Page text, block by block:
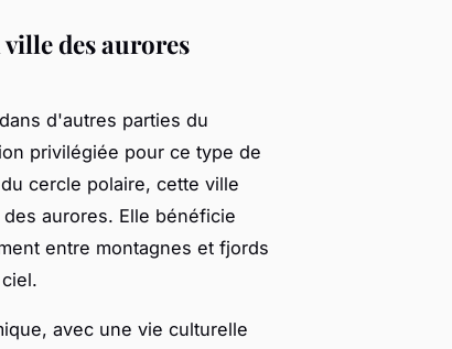
des aurores
dans d'autres parties du
privilégiée pour ce type de
cercle polaire, cette ville
aurores. Elle bénéficie
entre montagnes et fjords
avec une vie culturelle